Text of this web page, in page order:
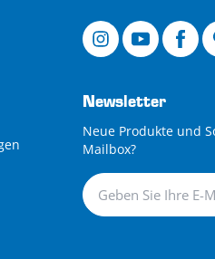
Newsletter
Neue Produkte und
Mailbox?
Newsletter